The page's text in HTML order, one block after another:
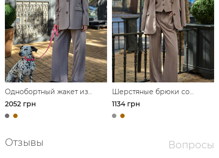
Однобортный жакет из
шерсти
2052 грн
Шерстяные брюки со
стрелками
1134 грн
Отзывы Вопросы